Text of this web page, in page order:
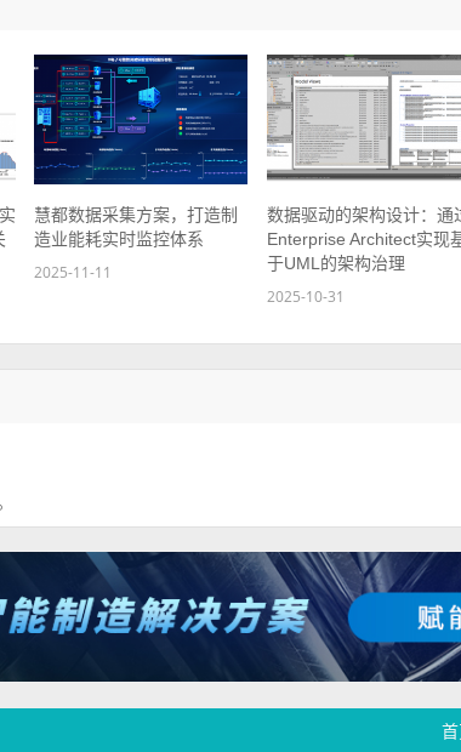
慧都数据采集方案，打造制
造业能耗实时监控体系
2025-11-11
数据驱动的架构设计：通
Enterprise Architect实现
于UML的架构治理
2025-10-31